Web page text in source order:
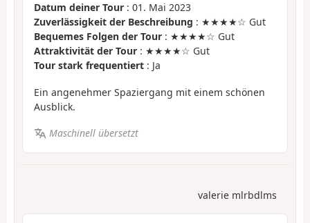
Datum deiner Tour : 01. Mai 2023
Zuverlässigkeit der Beschreibung : ★★★★☆ Gut
Bequemes Folgen der Tour : ★★★★☆ Gut
Attraktivität der Tour : ★★★★☆ Gut
Tour stark frequentiert : Ja
Ein angenehmer Spaziergang mit einem schönen
Ausblick.
Maschinell übersetzt
valerie mlrbdlms